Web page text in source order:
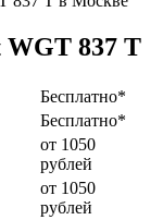
WGT 837 T
Бесплатно*
Бесплатно*
от 1050
рублей
от 1050
рублей